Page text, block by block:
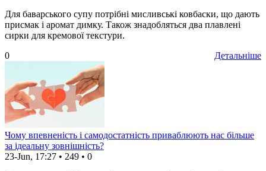
Для баварського супу потрібні мисливські ковбаски, що дають
присмак і аромат димку. Також знадобляться два плавлені
сирки для кремової текстури.
Детальніше
0
Чому впевненість і самодостатність приваблюють нас більше
за ідеальну зовнішність?
23-Jun, 17:27 • 249 • 0